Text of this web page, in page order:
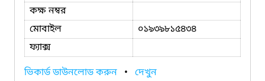
কক্ষ নম্বর
মোবাইল
০১৯৩৯৮১৫৪৩৪
ফ্যাক্স
ভিকার্ড ডাউনলোড করুন • দেখুন